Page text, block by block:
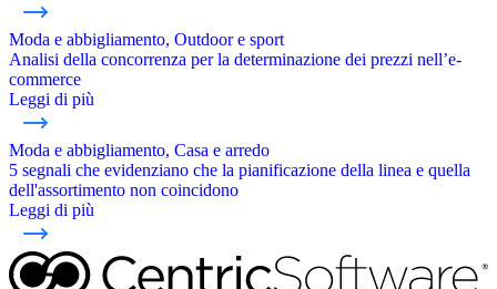
Moda e abbigliamento, Outdoor e sport
Analisi della concorrenza per la determinazione dei prezzi nell’e-
commerce
Leggi di più
Moda e abbigliamento, Casa e arredo
5 segnali che evidenziano che la pianificazione della linea e quella
dell'assortimento non coincidono
Leggi di più